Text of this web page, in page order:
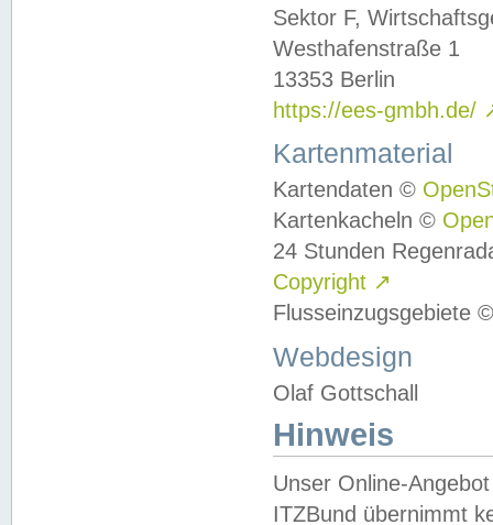
Sektor F,
Westhafenstraße 1
13353 Berlin
https://ees-gmbh.de/
Kartenmaterial
Kartendaten ©
Kartenkacheln ©
24 Stunden
Copyright ↗
Flusseinzugsgebiete
Webdesign
Olaf Gottschall
Hinweis
Unser Online-
ITZBund übernimmt